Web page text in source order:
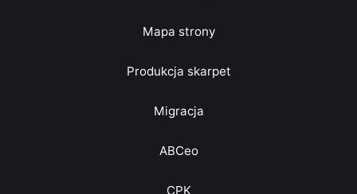
Mapa strony
Produkcja skarpet
Migracja
ABCeo
CPK